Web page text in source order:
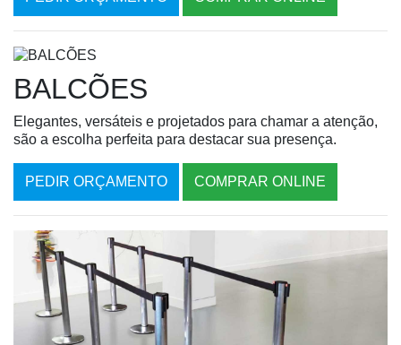
BALCÕES
Elegantes, versáteis e projetados para chamar a atenção,
são a escolha perfeita para destacar sua presença.
PEDIR ORÇAMENTO COMPRAR ONLINE